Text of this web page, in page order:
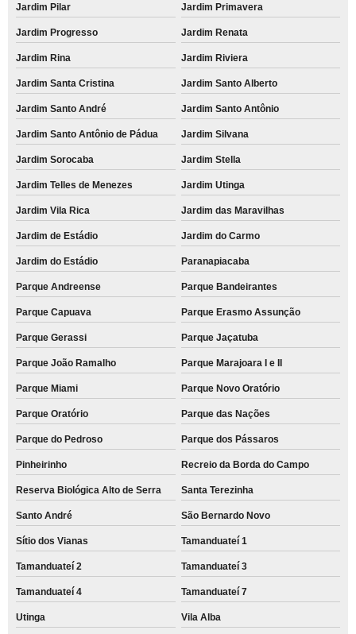
Jardim Pilar Jardim Primavera
Jardim Progresso Jardim Renata
Jardim Rina Jardim Riviera
Jardim Santa Cristina Jardim Santo Alberto
Jardim Santo André Jardim Santo Antônio
Jardim Santo Antônio de Pádua Jardim Silvana
Jardim Sorocaba Jardim Stella
Jardim Telles de Menezes Jardim Utinga
Jardim Vila Rica Jardim das Maravilhas
Jardim de Estádio Jardim do Carmo
Jardim do Estádio Paranapiacaba
Parque Andreense Parque Bandeirantes
Parque Capuava Parque Erasmo Assunção
Parque Gerassi Parque Jaçatuba
Parque João Ramalho Parque Marajoara I e II
Parque Miami Parque Novo Oratório
Parque Oratório Parque das Nações
Parque do Pedroso Parque dos Pássaros
Pinheirinho Recreio da Borda do Campo
Reserva Biológica Alto de Serra Santa Terezinha
Santo André São Bernardo Novo
Sítio dos Vianas Tamanduateí 1
Tamanduateí 2 Tamanduateí 3
Tamanduateí 4 Tamanduateí 7
Utinga Vila Alba